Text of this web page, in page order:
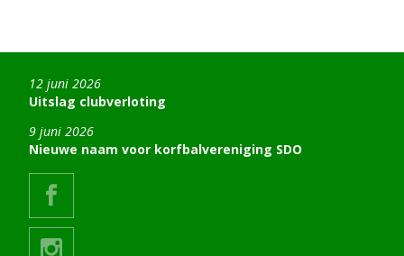
Uitslag clubverloting
12 juni 2026
Nieuwe naam voor korfbalvereniging SDO
9 juni 2026